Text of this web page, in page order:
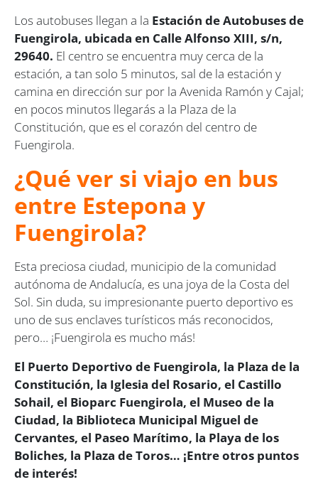
Los autobuses llegan a la Estación de Autobuses de
Fuengirola, ubicada en Calle Alfonso XIII, s/n,
29640. El centro se encuentra muy cerca de la
estación, a tan solo 5 minutos, sal de la estación y
camina en dirección sur por la Avenida Ramón y Cajal;
en pocos minutos llegarás a la Plaza de la
Constitución, que es el corazón del centro de
Fuengirola.
¿Qué ver si viajo en bus
entre Estepona y
Fuengirola?
Esta preciosa ciudad, municipio de la comunidad
autónoma de Andalucía, es una joya de la Costa del
Sol. Sin duda, su impresionante puerto deportivo es
uno de sus enclaves turísticos más reconocidos,
pero… ¡Fuengirola es mucho más!
El Puerto Deportivo de Fuengirola, la Plaza de la
Constitución, la Iglesia del Rosario, el Castillo
Sohail, el Bioparc Fuengirola, el Museo de la
Ciudad, la Biblioteca Municipal Miguel de
Cervantes, el Paseo Marítimo, la Playa de los
Boliches, la Plaza de Toros… ¡Entre otros puntos
de interés!